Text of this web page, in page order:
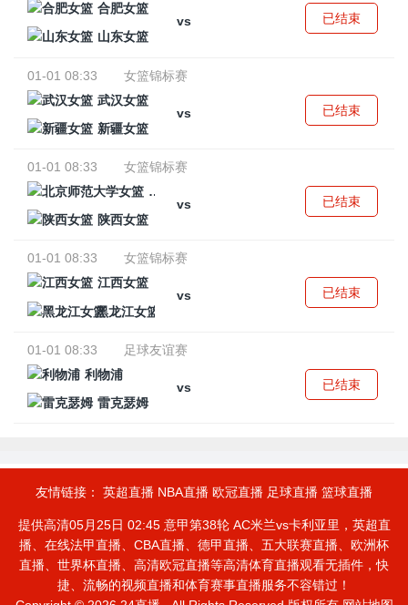
合肥女篮
vs
山东女篮
已结束
01-01 08:33
女篮锦标赛
武汉女篮
vs
新疆女篮
已结束
01-01 08:33
女篮锦标赛
北京师范大学女篮
vs
陕西女篮
已结束
01-01 08:33
女篮锦标赛
江西女篮
vs
黑龙江女篮
已结束
01-01 08:33
足球友谊赛
利物浦
vs
雷克瑟姆
已结束
友情链接： 英超直播 NBA直播 欧冠直播 足球直播 篮球直播
提供高清05月25日 02:45 意甲第38轮 AC米兰vs卡利亚里，英超直
播、在线法甲直播、CBA直播、德甲直播、五大联赛直播、欧洲杯
直播、世界杯直播、高清欧冠直播等高清体育直播观看无插件，快
捷、流畅的视频直播和体育赛事直播服务不容错过！